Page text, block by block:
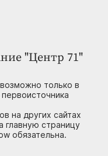
"Центр 71"
только в
на других сайтах
главную страницу
обязательна.